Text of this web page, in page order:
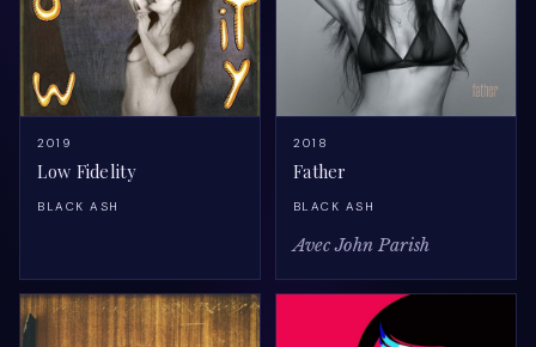
2019
Low Fidelity
BLACK ASH
2018
Father
BLACK ASH
Avec John Parish